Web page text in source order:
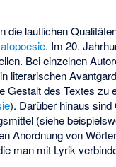
die lautlichen
. Im 20.
Bei einzelnen
literarischen
Gestalt des Textes zu
). Darüber hinaus
(siehe
Anordnung von
man mit Lyrik